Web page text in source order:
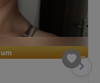
Suivant